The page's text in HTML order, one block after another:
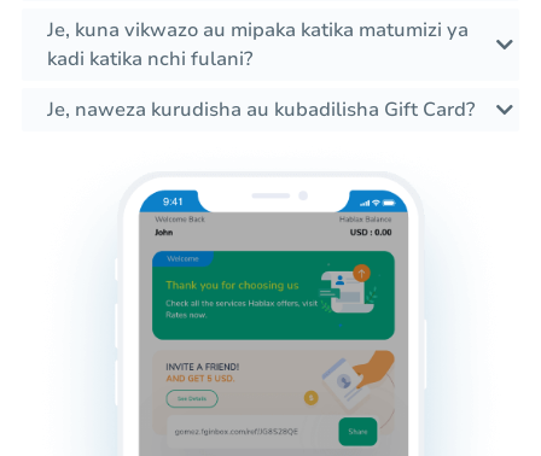
Je, kuna vikwazo au mipaka katika matumizi ya
kadi katika nchi fulani?
Je, naweza kurudisha au kubadilisha Gift Card?